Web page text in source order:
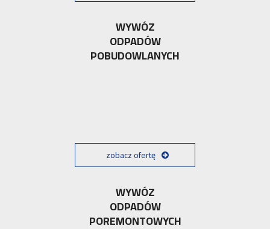
WYWÓZ
ODPADÓW
POBUDOWLANYCH
zobacz ofertę
WYWÓZ
ODPADÓW
POREMONTOWYCH